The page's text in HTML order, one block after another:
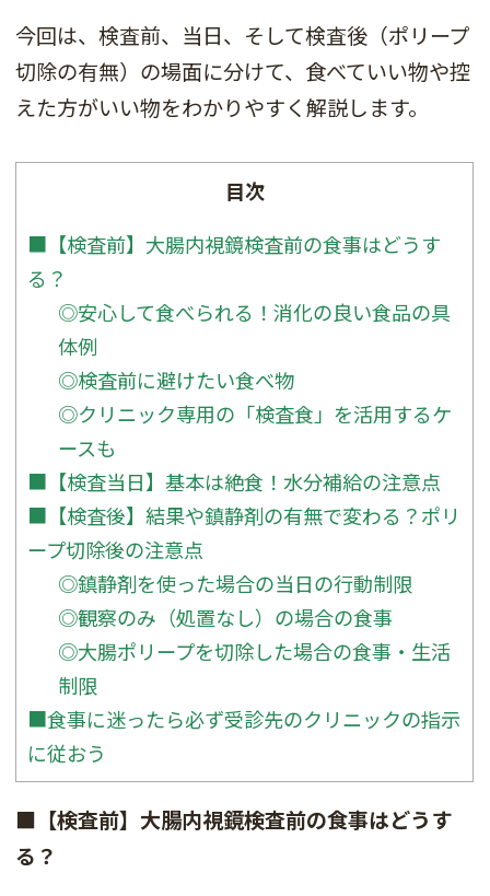
今回は、検査前、当日、そして検査後（ポリープ
切除の有無）の場面に分けて、食べていい物や控
えた方がいい物をわかりやすく解説します。
目次
■【検査前】大腸内視鏡検査前の食事はどうす
る？
◎安心して食べられる！消化の良い食品の具
体例
◎検査前に避けたい食べ物
◎クリニック専用の「検査食」を活用するケ
ースも
■【検査当日】基本は絶食！水分補給の注意点
■【検査後】結果や鎮静剤の有無で変わる？ポリ
ープ切除後の注意点
◎鎮静剤を使った場合の当日の行動制限
◎観察のみ（処置なし）の場合の食事
◎大腸ポリープを切除した場合の食事・生活
制限
■食事に迷ったら必ず受診先のクリニックの指示
に従おう
■【検査前】大腸内視鏡検査前の食事はどうす
る？